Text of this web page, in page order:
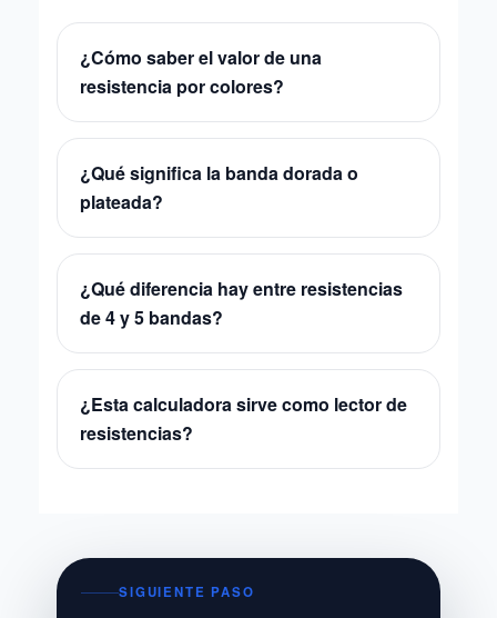
¿Cómo saber el valor de una
resistencia por colores?
¿Qué significa la banda dorada o
plateada?
¿Qué diferencia hay entre resistencias
de 4 y 5 bandas?
¿Esta calculadora sirve como lector de
resistencias?
SIGUIENTE PASO